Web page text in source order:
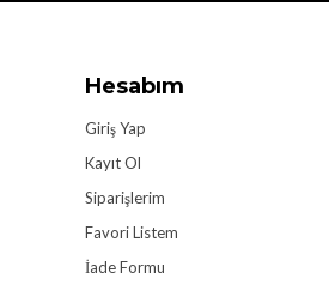
Hesabım
Giriş Yap
Kayıt Ol
Siparişlerim
Favori Listem
İade Formu